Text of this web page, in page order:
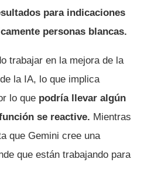
para indicaciones
personas blancas.
trabajar en la mejora de la
la IA, lo que implica
lo que podría llevar algún
se reactive. Mientras
que Gemini cree una
que están trabajando para